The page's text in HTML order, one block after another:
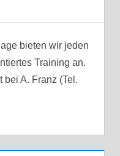
bieten wir jeden
Training an.
bei A. Franz (Tel.